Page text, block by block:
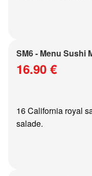
SM6 - Menu Sushi
16.90 €
16 California royal
salade.